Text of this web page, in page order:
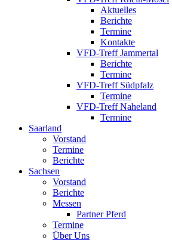
Aktuelles
Berichte
Termine
Kontakte
VFD-Treff Jammertal
Berichte
Termine
VFD-Treff Südpfalz
Termine
VFD-Treff Naheland
Termine
Saarland
Vorstand
Termine
Berichte
Sachsen
Vorstand
Berichte
Messen
Partner Pferd
Termine
Über Uns